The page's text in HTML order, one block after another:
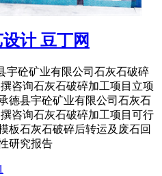
计 豆丁网
宇砼矿业有限公司石灰石破碎
咨询石灰石破碎加工项目立项
德县宇砼矿业有限公司石灰石
咨询石灰石破碎加工项目可行
板石灰石破碎后转运及废石回
研究报告